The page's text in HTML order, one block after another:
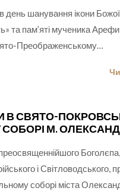
день шанування ікони
та пам’яті мученика Арефи
Преображенському…
В СВЯТО-
М.
Боголєпа,
і Світловодського,
соборі міста